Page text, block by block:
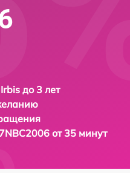
до 3 лет
от 35 минут